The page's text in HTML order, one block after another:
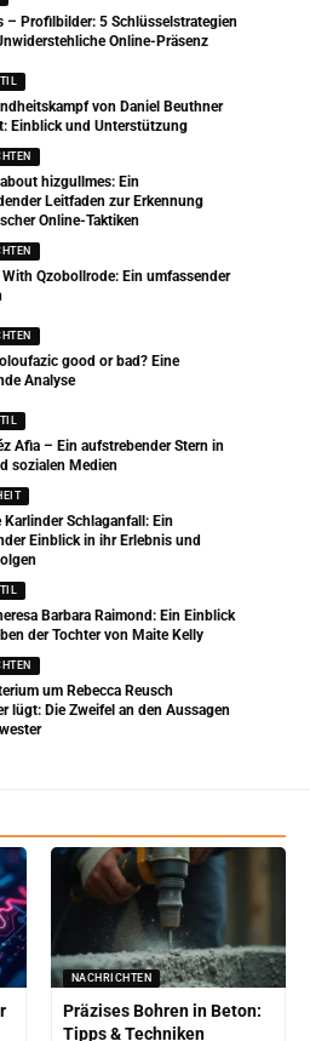
– Profilbilder: 5 Schlüsselstrategien
Online-Präsenz
von Daniel Beuthner
Einblick und Unterstützung
hizgullmes: Ein
Leitfaden zur Erkennung
Online-Taktiken
Qzobollrode: Ein umfassender
good or bad? Eine
Analyse
Afia – Ein aufstrebender Stern in
sozialen Medien
Karlinder Schlaganfall: Ein
Einblick in ihr Erlebnis und
Barbara Raimond: Ein Einblick
der Tochter von Maite Kelly
um Rebecca Reusch
lügt: Die Zweifel an den Aussagen
NACHRICHTEN
Präzises Bohren in Beton:
Tipps & Techniken